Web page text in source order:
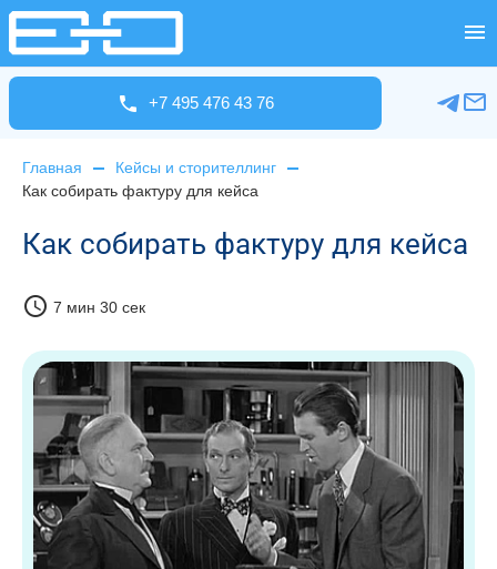
+7 495 476 43 76
Главная
Кейсы и сторителлинг
Как собирать фактуру для кейса
Как собирать фактуру для кейса
schedule 7 мин 30 сек